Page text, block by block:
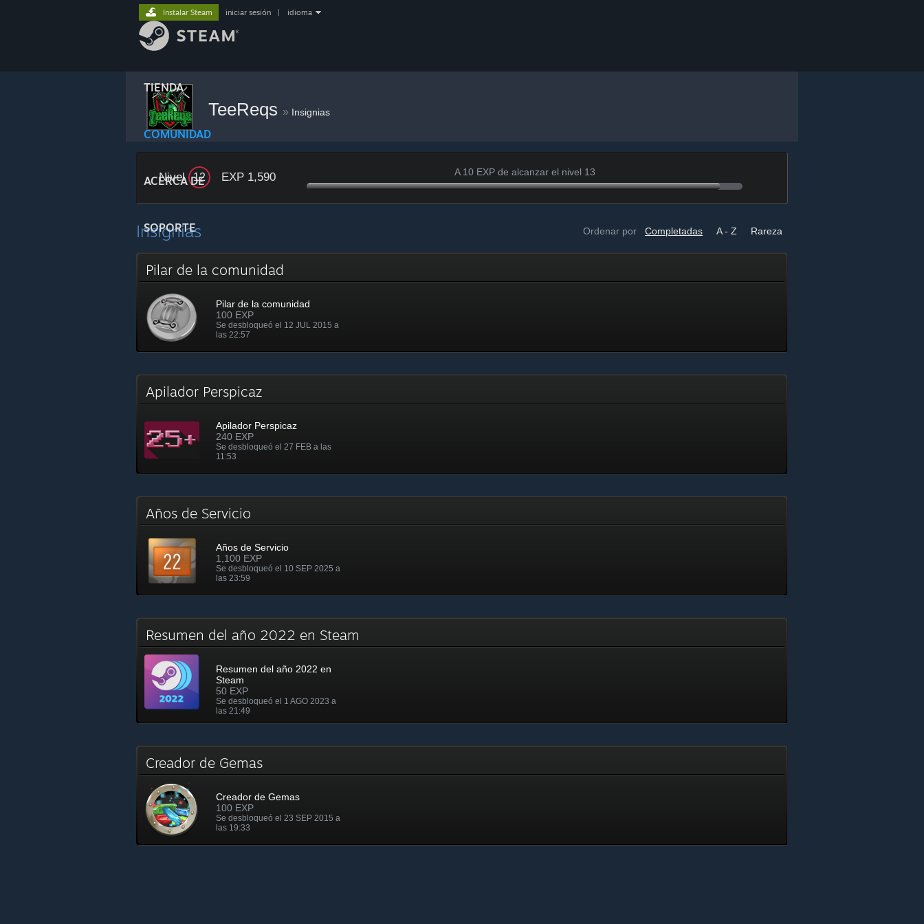
TIENDA
COMUNIDAD
ACERCA DE
SOPORTE
Instalar Steam iniciar sesión idioma
TeeReqs » Insignias
Nivel 12 EXP 1,590 A 10 EXP de alcanzar el nivel 13
Ordenar por Completadas A - Z Rareza
Insignias
Pilar de la comunidad
Pilar de la comunidad
100 EXP
Se desbloqueó el 12 JUL 2015 a
las 22:57
Apilador Perspicaz
Apilador Perspicaz
240 EXP
Se desbloqueó el 27 FEB a las
11:53
Años de Servicio
Años de Servicio
1,100 EXP
Se desbloqueó el 10 SEP 2025 a
las 23:59
Resumen del año 2022 en Steam
Resumen del año 2022 en
Steam
50 EXP
Se desbloqueó el 1 AGO 2023 a
las 21:49
Creador de Gemas
Creador de Gemas
100 EXP
Se desbloqueó el 23 SEP 2015 a
las 19:33